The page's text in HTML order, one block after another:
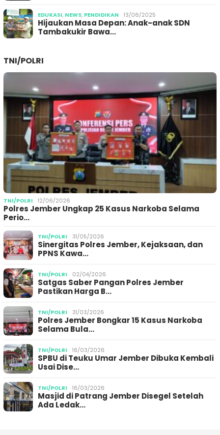
EDUKASI, NEWS, PENDIDIKAN 13/06/2025
Hijaukan Masa Depan: Anak-anak SDN
Tambakukir Bawa…
TNI/POLRI
TNI/POLRI 12/06/2026
Polres Jember Ungkap 25 Kasus Narkoba Selama
Perio…
TNI/POLRI 31/05/2026
Sinergitas Polres Jember, Kejaksaan, dan
PPNS Kawa…
TNI/POLRI 02/04/2026
Satgas Saber Pangan Polres Jember
Pastikan Harga B…
TNI/POLRI 31/03/2026
Polres Jember Bongkar 15 Kasus Narkoba
Selama Bula…
TNI/POLRI 16/03/2026
SPBU di Teuku Umar Jember Dibuka Kembali
Usai Dise…
TNI/POLRI 16/03/2026
Masjid di Patrang Jember Disegel Setelah
Ada Ledak…